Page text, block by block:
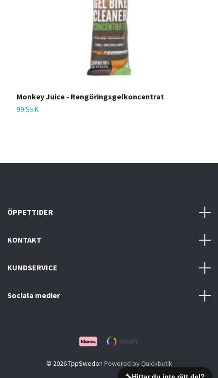
Monkey Juice - Rengöringsgelkoncentrat
99 SEK
ÖPPETTIDER
KONTAKT
KUNDSERVICE
Sociala medier
© 2026 TppSweden Powered by Quickbutik